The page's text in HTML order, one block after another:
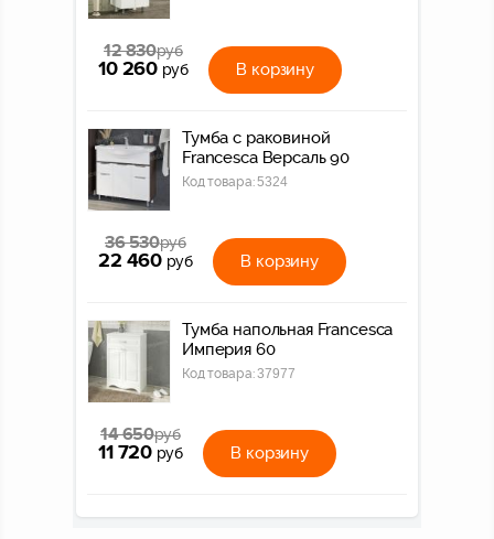
12 830руб
10 260 руб В корзину
Тумба с раковиной
Francesca Версаль 90
Код товара:5324
36 530руб
22 460 руб В корзину
Тумба напольная Francesca
Империя 60
Код товара:37977
14 650руб
11 720 руб В корзину